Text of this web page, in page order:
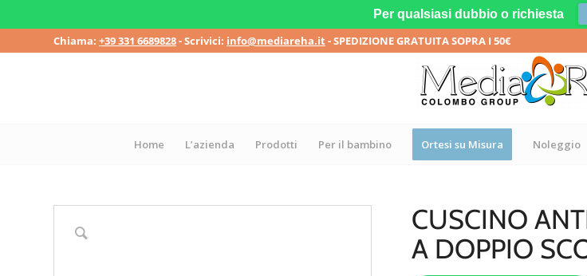
Chiama: +39 331 6689828- Scrivici: info@mediareha.it- SPEDIZIONE GRATUITA SOPRA I 50€
Home L’azienda Prodotti Per il bambino Ortesi su Misura Noleggio
CUSCINO
A DOPPIO
Per qualsiasi dubbio o richiesta